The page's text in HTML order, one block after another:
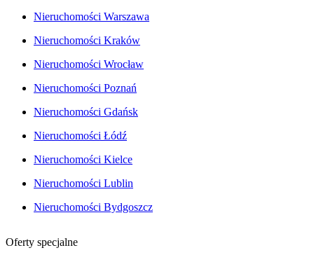
Nieruchomości Warszawa
Nieruchomości Kraków
Nieruchomości Wrocław
Nieruchomości Poznań
Nieruchomości Gdańsk
Nieruchomości Łódź
Nieruchomości Kielce
Nieruchomości Lublin
Nieruchomości Bydgoszcz
Oferty specjalne